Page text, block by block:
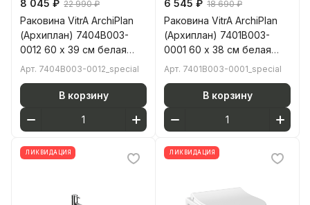
8 045 ₽ 22 990 ₽
Раковина VitrA ArchiPlan
(Архиплан) 7404B003-
0012 60 x 39 см белая
антибактериальное
(Хайджн)
Арт. 7404B003-0012_special
В корзину
6 545 ₽ 18 690 ₽
Раковина VitrA ArchiPlan
(Архиплан) 7401B003-
0001 60 x 38 см белая
антибактериальное
(Хайджн)
Арт. 7401B003-0001_special
В корзину
ЛИКВИДАЦИЯ ЛИКВИДАЦИЯ